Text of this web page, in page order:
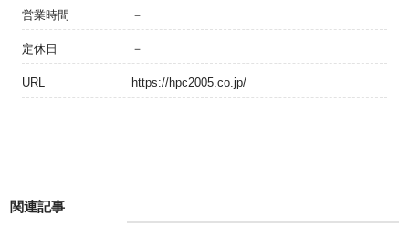
営業時間 －
定休日 －
URL https://hpc2005.co.jp/
関連記事